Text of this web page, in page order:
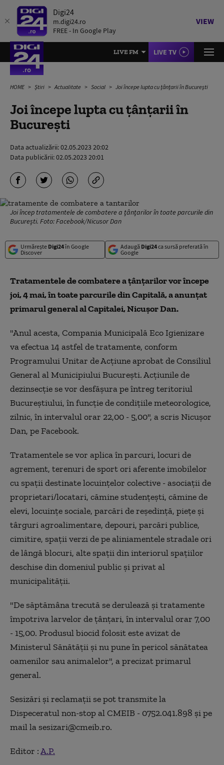
Digi24
m.digi24.ro
FREE - In Google Play
VIEW
LIVE FM LIVE TV
HOME Știri Actualitate Social Joi începe lupta cu țânțarii în București
Joi începe lupta cu țânțarii în
București
Data actualizării:02.05.2023 20:02
Data publicării:02.05.2023 20:01
Joi încep tratamentele de combatere a ţânţarilor în toate parcurile din
București. Foto: Facebook/Nicusor Dan
Urmărește Digi24în Google
Discover
Adaugă Digi24ca sursă preferată în
Google
Tratamentele de combatere a ţânţarilor vor începe
joi, 4 mai, în toate parcurile din Capitală, a anunţat
primarul general al Capitalei, Nicuşor Dan.
"Anul acesta, Compania Municipală Eco Igienizare
va efectua 14 astfel de tratamente, conform
Programului Unitar de Acţiune aprobat de Consiliul
General al Municipiului Bucureşti. Acţiunile de
dezinsecţie se vor desfăşura pe întreg teritoriul
Bucureştiului, în funcţie de condiţiile meteorologice,
zilnic, în intervalul orar 22,00 - 5,00", a scris Nicuşor
Dan, pe Facebook.
Tratamentele se vor aplica în parcuri, locuri de
agrement, terenuri de sport ori aferente imobilelor
cu spaţii destinate locuinţelor colective - asociaţii de
proprietari/locatari, cămine studenţeşti, cămine de
elevi, locuinţe sociale, parcări de reşedinţă, pieţe şi
târguri agroalimentare, depouri, parcări publice,
cimitire, spaţii verzi de pe aliniamentele stradale ori
de lângă blocuri, alte spaţii din interiorul spaţiilor
deschise din domeniul public şi privat al
municipalităţii.
"De săptămâna trecută se derulează şi tratamente
împotriva larvelor de ţânţari, în intervalul orar 7,00
- 15,00. Produsul biocid folosit este avizat de
Ministerul Sănătăţii şi nu pune în pericol sănătatea
oamenilor sau animalelor", a precizat primarul
general.
Sesizări şi reclamaţii se pot transmite la
Dispeceratul non-stop al CMEIB - 0752.041.898 şi pe
mail la sesizari@cmeib.ro.
Editor :A.P.